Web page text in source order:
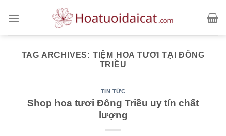
TAG ARCHIVES: TIỆM HOA TƯƠI TẠI ĐÔNG
TRIỀU
TIN TỨC
Shop hoa tươi Đông Triều uy tín chất
lượng